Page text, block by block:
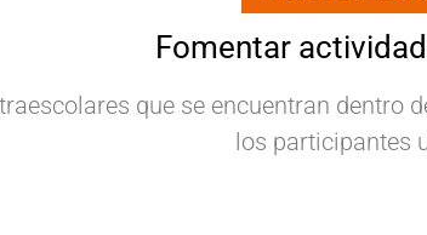
Fomentar
que se encuentran
los participantes